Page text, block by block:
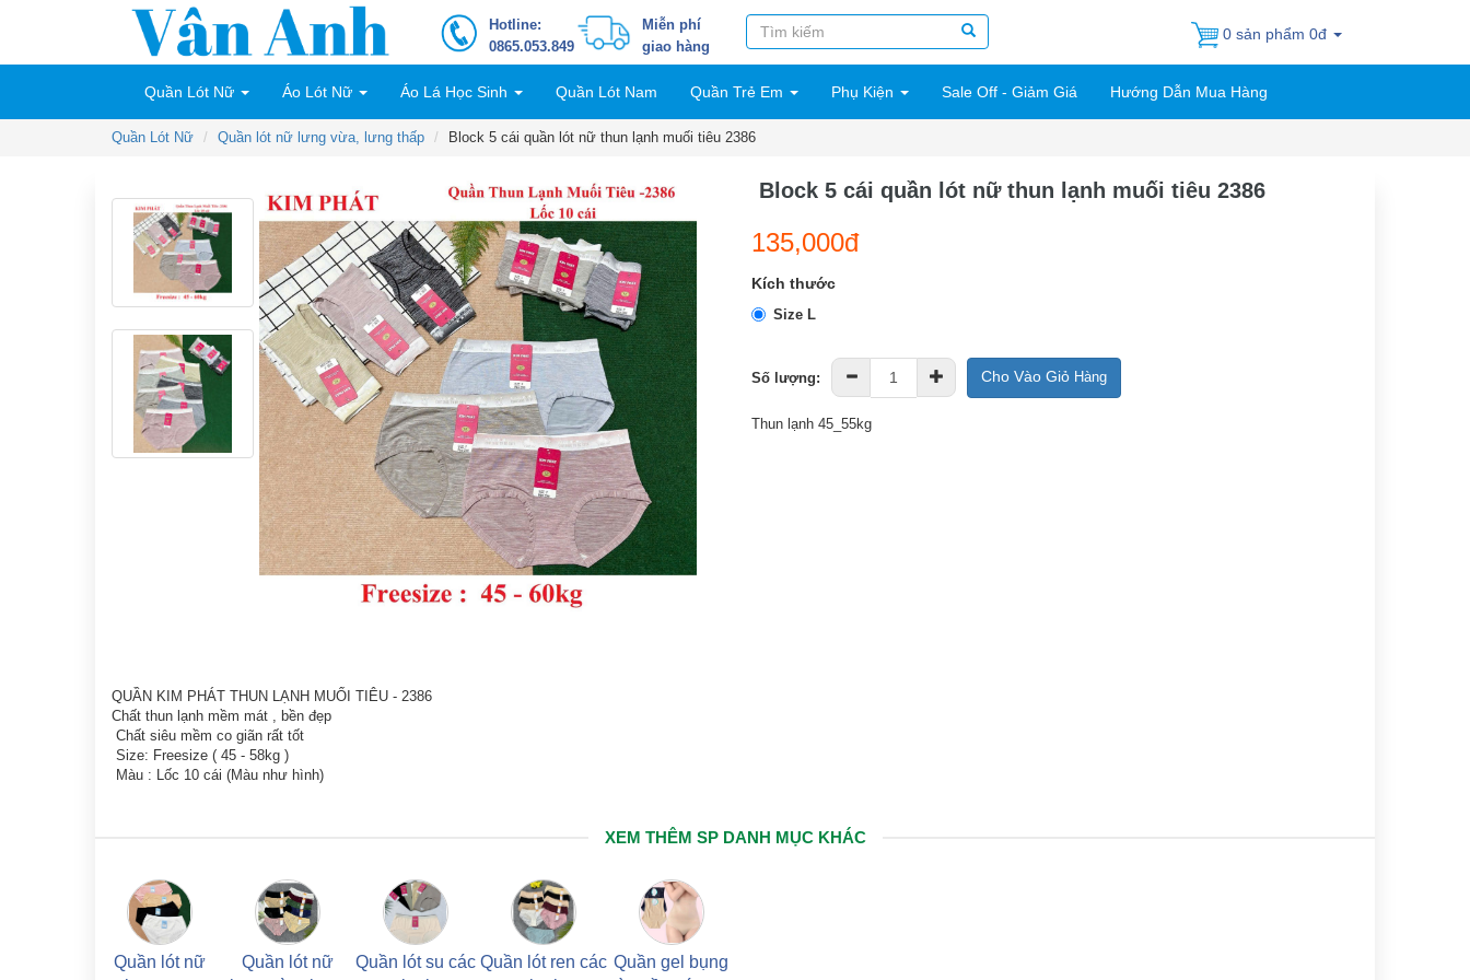
Hotline:
0865.053.849
Miễn phí
giao hàng
0 sản phẩm 0đ
Quần Lót Nữ Áo Lót Nữ Áo Lá Học Sinh Quần Lót Nam Quần Trẻ Em Phụ Kiện Sale Off - Giảm Giá Hướng Dẫn Mua Hàng
Quần Lót Nữ Quần lót nữ lưng vừa, lưng thấp Block 5 cái quần lót nữ thun lạnh muối tiêu 2386
Block 5 cái quần lót nữ thun lạnh muối tiêu 2386
135,000đ
Kích thước
Size L
Số lượng: Cho Vào Giỏ Hàng
Thun lạnh 45_55kg
QUẦN KIM PHÁT THUN LẠNH MUỐI TIÊU - 2386
Chất thun lạnh mềm mát , bền đẹp
Chất siêu mềm co giãn rất tốt
Size: Freesize ( 45 - 58kg )
Màu : Lốc 10 cái (Màu như hình)
XEM THÊM SP DANH MỤC KHÁC
Quần lót nữ
Quần lót nữ
Quần lót su các Quần lót ren các Quần gel bụng